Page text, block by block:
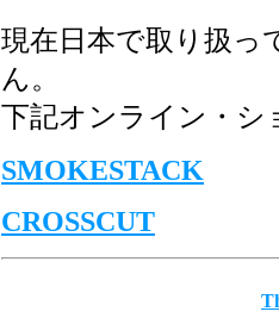
現在日本で取り扱っ
ん。
下記オンライン・シ
SMOKESTACK
CROSSCUT